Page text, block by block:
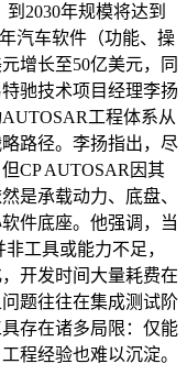
2030年规模将达到
汽车软件（功能、操
增长至50亿美元，同
驰技术项目经理李扬
工程体系从
路径。李扬指出，尽
CP AUTOSAR因其
是承载动力、底盘、
件底座。他强调，当
工具或能力不足，
开发时间大量耗费在
题往往在集成测试阶
存在诸多局限：仅能
程经验也难以沉淀。